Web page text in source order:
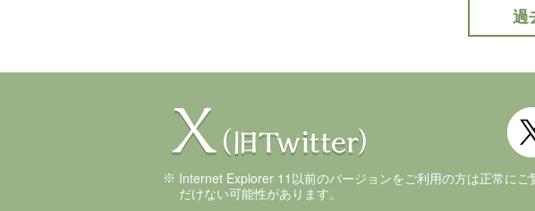
過
Internet Explorer 11以前のバージョンをご利用の方は正常にご
だけない可能性があります。